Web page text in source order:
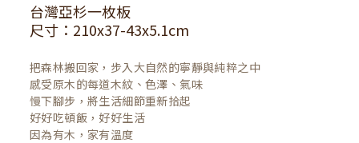
台灣亞杉一枚板
尺寸：210x37-43x5.1cm
把森林搬回家，步入大自然的寧靜與純粹之中
感受原木的每道木紋、色澤、氣味
慢下腳步，將生活細節重新拾起
好好吃頓飯，好好生活
因為有木，家有溫度